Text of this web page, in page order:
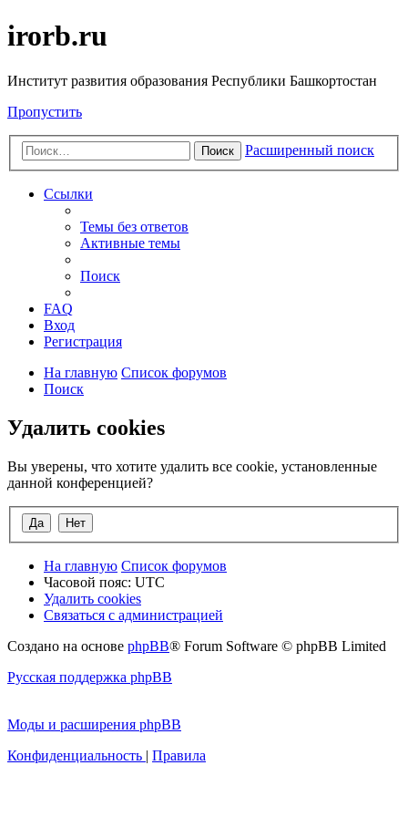
irorb.ru
Институт развития образования Республики Башкортостан
Пропустить
Поиск Расширенный поиск
Ссылки
Темы без ответов
Активные темы
Поиск
FAQ
Вход
Регистрация
На главную Список форумов
Поиск
Удалить cookies
Вы уверены, что хотите удалить все cookie, установленные
данной конференцией?
На главную Список форумов
Часовой пояс: UTC
Удалить cookies
Связаться с администрацией
Создано на основе phpBB® Forum Software © phpBB Limited
Русская поддержка phpBB
Моды и расширения phpBB
Конфиденциальность | Правила